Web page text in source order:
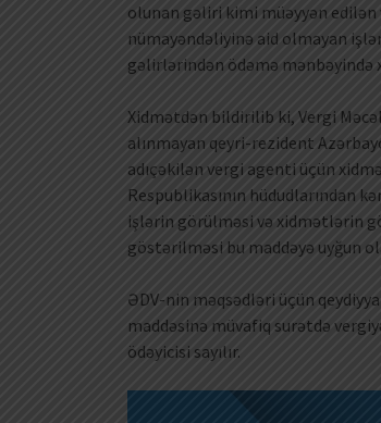
olunan gəliri kimi müəyyən edilən
nümayəndəliyinə aid olmayan
gəlirlərindən ödəmə mənbəyində
Xidmətdən bildirilib ki, Vergi
alınmayan qeyri-rezident
adıçəkilən vergi agenti üçün
Respublikasının
işlərin görülməsi və xidmətlərin
göstərilməsi bu maddəyə uyğun
ƏDV-nin məqsədləri üçün
maddəsinə müvafiq surətdə
ödəyicisi sayılır.